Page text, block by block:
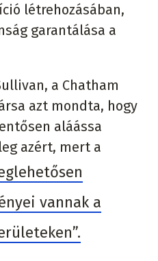
létrehozásában,
garantálása a
a Chatham
azt mondta, hogy
aláássa
azért, mert a
vannak a